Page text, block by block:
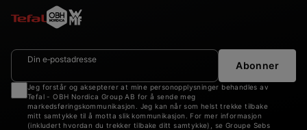
Din e‑postadresse
Abonner
Jeg forstår og aksepterer at mine personopplysninger behandles av
Tefal - OBH Nordica Group AB for å sende meg
markedsføringskommunikasjon. Jeg kan når som helst trekke tilbake
mitt samtykke til å motta slik kommunikasjon. For mer informasjon
(inkludert hvordan du trekker tilbake ditt samtykke), se Groupe Sebs